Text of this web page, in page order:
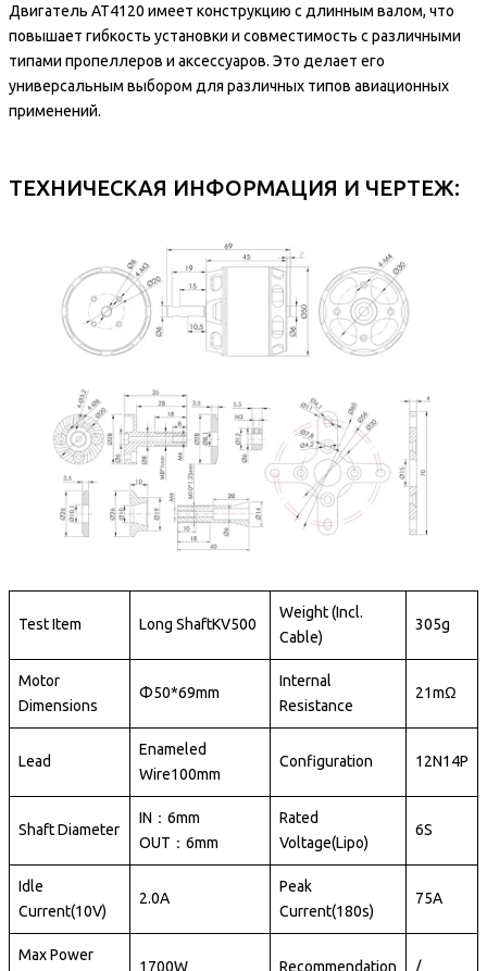
Двигатель AT4120 имеет конструкцию с длинным валом, что
повышает гибкость установки и совместимость с различными
типами пропеллеров и аксессуаров. Это делает его
универсальным выбором для различных типов авиационных
применений.
ТЕХНИЧЕСКАЯ ИНФОРМАЦИЯ И ЧЕРТЕЖ:
Test Item Long ShaftKV500
Weight (Incl.
Cable)
305g
Motor
Dimensions
Φ50*69mm
Internal
Resistance
21mΩ
Lead
Enameled
Wire100mm
Configuration 12N14P
Shaft Diameter
IN：6mm
OUT：6mm
Rated
Voltage(Lipo)
6S
Idle
Current(10V)
2.0A
Peak
Current(180s)
75A
Max Power
1700W Recommendation /